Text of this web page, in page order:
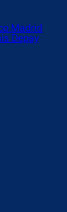
Madrid
Depay